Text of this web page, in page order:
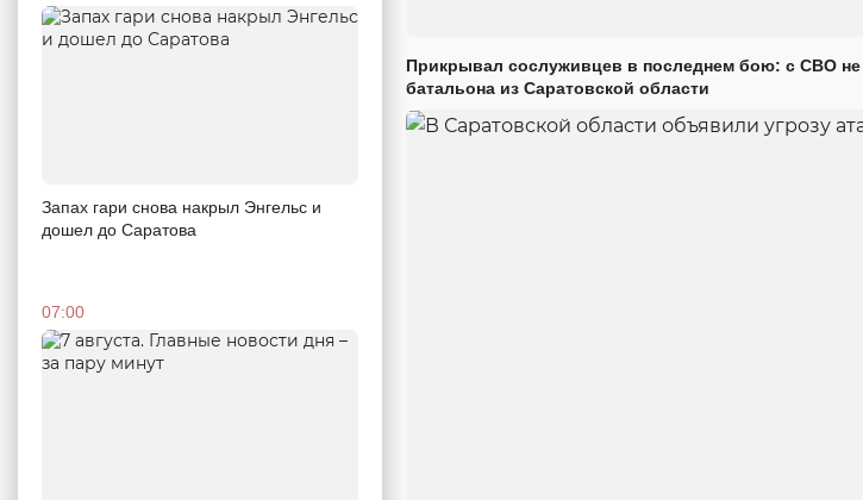
Запах гари снова накрыл Энгельс и
дошел до Саратова
07:00
Прикрывал сослуживцев в последнем бою: с СВО не
батальона из Саратовской области